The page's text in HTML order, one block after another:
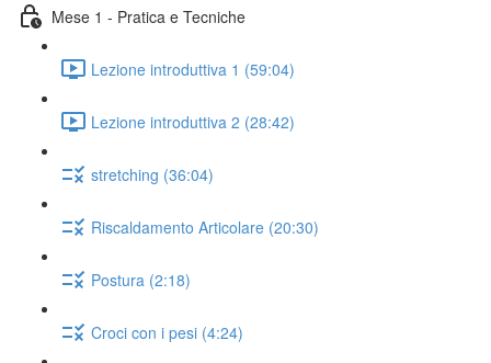
Mese 1 - Pratica e Tecniche
Lezione introduttiva 1 (59:04)
Lezione introduttiva 2 (28:42)
stretching (36:04)
Riscaldamento Articolare (20:30)
Postura (2:18)
Croci con i pesi (4:24)